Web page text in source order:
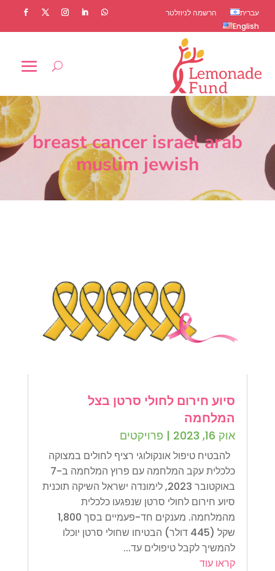
הרשמה לניוזלטר
עברית
English
breast cancer israel arab
muslim jewish
סיוע חירום לחולי סרטן בצל
המלחמה
אוק 16, 2023 | פרויקטים
להבטיח טיפול אונקולוגי רציף לחולים במצוקה
כלכלית עקב המלחמה עם פרוץ המלחמה ב-7
באוקטובר 2023, לימונדה ישראל השיקה תוכנית
סיוע חירום לחולי סרטן שנפגעו כלכלית
מהמלחמה. מענקים חד-פעמיים בסך 1,800
שקל (445 דולר) הבטיחו שחולי סרטן יוכלו
להמשיך לקבל טיפולים עד...
קראו עוד